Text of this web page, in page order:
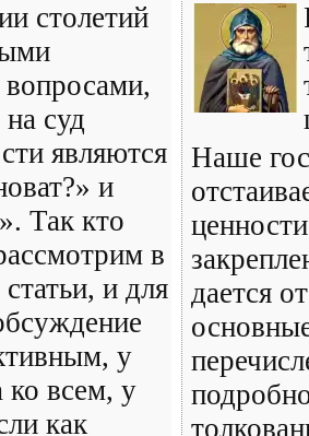
столетий
суд
являются
и
Так кто
в
и для
у
ко всем, у
как
Наше
дается